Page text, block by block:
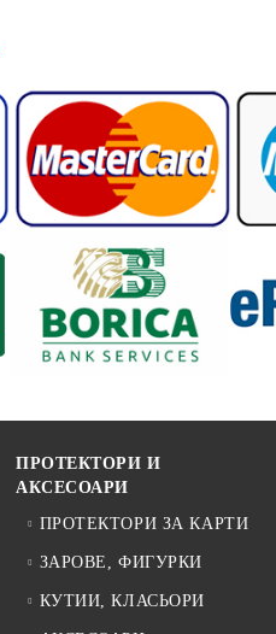
ПРОТЕКТОРИ И
АКСЕСОАРИ
ПРОТЕКТОРИ ЗА КАРТИ
ЗАРОВЕ, ФИГУРКИ
КУТИИ, КЛАСЬОРИ